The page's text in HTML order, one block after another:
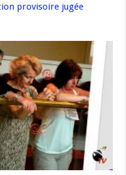
provisoire jugée